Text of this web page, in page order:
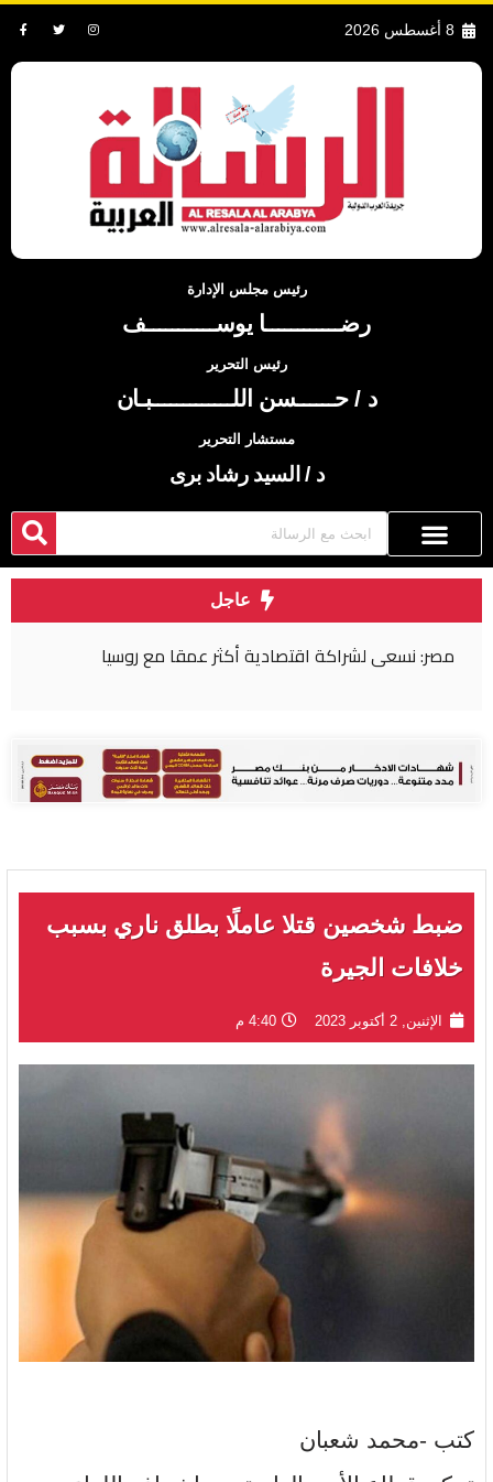
8 أغسطس 2026
رئيس مجلس الإدارة
رضــــــــــــا يوســـــــــــف
رئيس التحرير
د / حــــــسن اللـــــــــــــبـان
مستشار التحرير
د / السيد رشاد برى
عاجل
مصر: نسعى لشراكة اقتصادية أكثر عمقا مع روسيا
ضبط شخصين قتلا عاملًا بطلق ناري بسبب
خلافات الجيرة
الإثنين, 2 أكتوبر 2023 4:40 م
كتب -محمد شعبان